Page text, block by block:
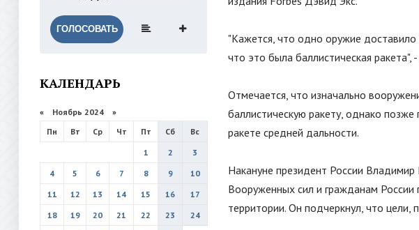
ГОЛОСОВАТЬ
КАЛЕНДАРЬ
« Ноябрь 2024 »
Пн
Вт Ср Чт Пт Сб
Вс
1
2
3
4
5 6 7 8 9
10
11
12 13 14 15 16
17
18
19 20 21 22 23
24
"Кажется, что одно оружие доставило
что это была баллистическая ракета",
Отмечается, что изначально
баллистическую ракету, однако
ракете средней дальности.
Накануне президент России
Вооруженных сил и гражданам России
территории. Он подчеркнул, что цели,